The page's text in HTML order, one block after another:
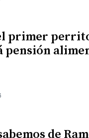
primer
pensión
de